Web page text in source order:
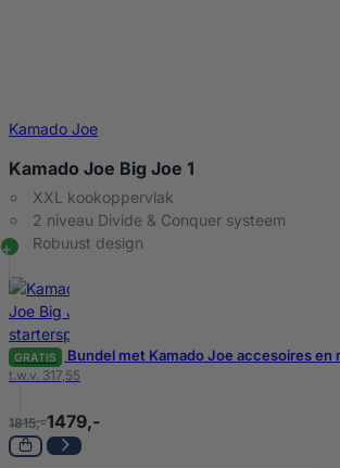
Kamado Joe
Kamado Joe Big Joe 1
XXL kookoppervlak
2 niveau Divide & Conquer systeem
Robuust design
GRATIS Bundel met Kamado Joe accesoires en
t.w.v. 317,55
1815,-1479,-